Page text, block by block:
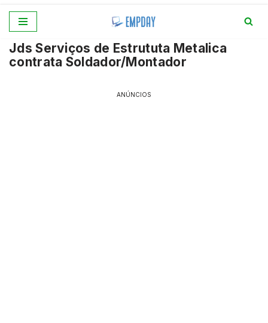
para
o
Jds Serviços de Estrututa Metalica
contrata Soldador/Montador
ANÚNCIOS